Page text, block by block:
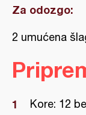
Za odozgo:
2 umućena
Kore: 12